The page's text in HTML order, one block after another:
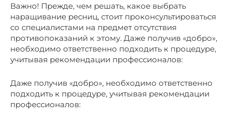
Важно! Прежде, чем решать, какое выбрать
наращивание ресниц, стоит проконсультироваться
со специалистами на предмет отсутствия
противопоказаний к этому. Даже получив «добро»,
необходимо ответственно подходить к процедуре,
учитывая рекомендации профессионалов:
Даже получив «добро», необходимо ответственно
подходить к процедуре, учитывая рекомендации
профессионалов: